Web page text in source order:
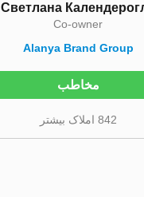
Светлана
Co-owner
Alanya Brand Group
مخاطب
842 املاک بیشتر